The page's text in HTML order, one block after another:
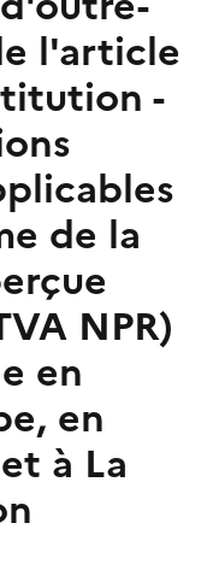
l'article
-
de la
NPR)
en
en
à La